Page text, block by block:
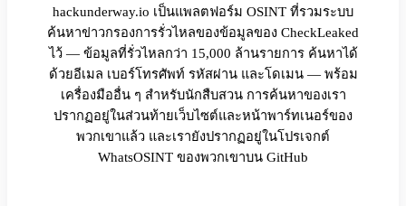
hackunderway.io เป็นแพลตฟอร์ม OSINT ที่รวมระบบ
ค้นหาข่าวกรองการรั่วไหลของข้อมูลของ CheckLeaked
ไว้ — ข้อมูลที่รั่วไหลกว่า 15,000 ล้านรายการ ค้นหาได้
ด้วยอีเมล เบอร์โทรศัพท์ รหัสผ่าน และโดเมน — พร้อม
เครื่องมืออื่น ๆ สำหรับนักสืบสวน การค้นหาของเรา
ปรากฏอยู่ในส่วนท้ายเว็บไซต์และหน้าพาร์ทเนอร์ของ
พวกเขาแล้ว และเรายังปรากฏอยู่ในโปรเจกต์
WhatsOSINT ของพวกเขาบน GitHub